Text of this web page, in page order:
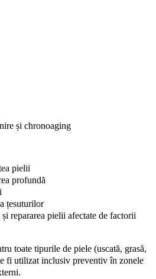
și chronoaging
pielii
profundă
țesuturilor
repararea pielii afectate de factorii
toate tipurile de piele (uscată, grasă,
fi utilizat inclusiv preventiv în zonele